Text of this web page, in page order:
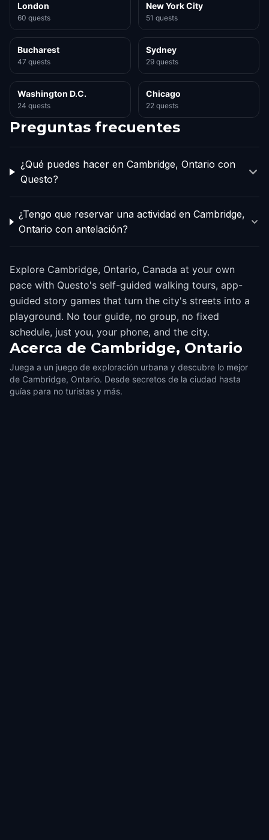
London
60 quests
New York City
51 quests
Bucharest
47 quests
Sydney
29 quests
Washington D.C.
24 quests
Chicago
22 quests
Preguntas frecuentes
¿Qué puedes hacer en Cambridge, Ontario con
Questo?
¿Tengo que reservar una actividad en Cambridge,
Ontario con antelación?
Explore Cambridge, Ontario, Canada at your own
pace with Questo's self-guided walking tours, app-
guided story games that turn the city's streets into a
playground. No tour guide, no group, no fixed
schedule, just you, your phone, and the city.
Acerca de Cambridge, Ontario
Juega a un juego de exploración urbana y descubre lo mejor
de Cambridge, Ontario. Desde secretos de la ciudad hasta
guías para no turistas y más.